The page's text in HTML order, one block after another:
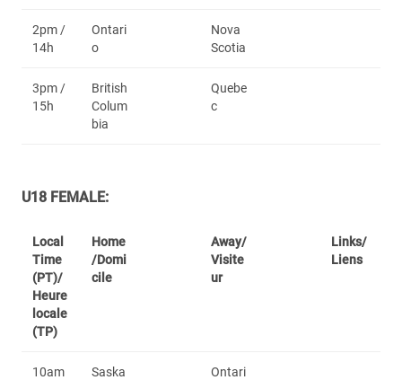
2pm /
14h
Ontari
o
Nova
Scotia
3pm /
15h
British
Colum
bia
Quebe
c
U18 FEMALE:
Local
Time
(PT)/
Heure
locale
(TP)
Home
/Domi
cile
Away/
Visite
ur
Links/
Liens
10am
Saska
Ontari